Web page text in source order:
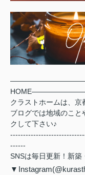
HOME
クラストホームは、京
ブログでは地域のこと
クして下さい♪
------
SNSは毎日更新！新築